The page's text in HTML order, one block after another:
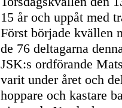
15 år och uppåt med
Först började kvällen
de 76 deltagarna
JSK:s ordförande
varit under året och
hoppare och kastare